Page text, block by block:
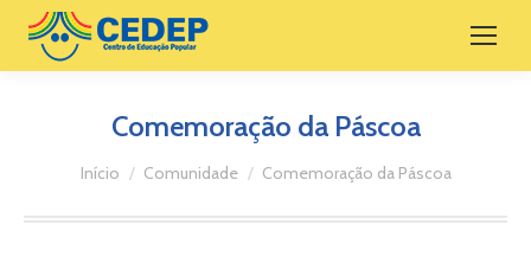
Comemoração da Páscoa
Você está aqui:
Início Comunidade Comemoração da Páscoa